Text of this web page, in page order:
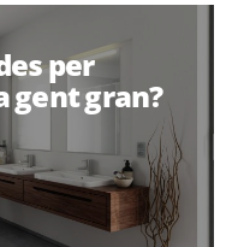
per
gent gran?